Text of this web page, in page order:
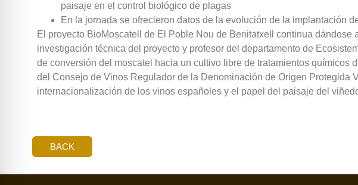
paisaje en el control biológico de plagas
En la jornada se ofrecieron datos de la evolución de la implantación
El proyecto BioMoscatell de El Poble Nou de Benitatxell continua
investigación técnica del proyecto y profesor del departamento de
de conversión del moscatel hacia un cultivo libre de tratamientos
del Consejo de Vinos Regulador de la Denominación de Origen
internacionalización de los vinos españoles y el papel del paisaje del
BACK